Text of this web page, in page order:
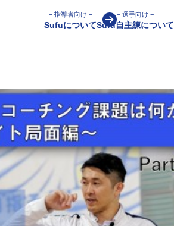
− 指導者向け −
Sufuについて
− 選手向け −
Sufu自主練について